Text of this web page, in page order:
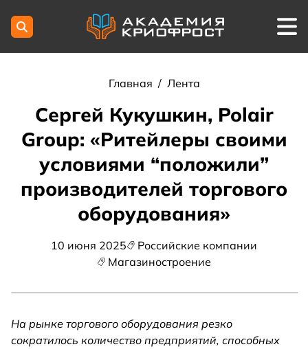
Главная / Лента
Сергей Кукушкин, Polair
Group: «Ритейлеры своими
условиями “положили”
производителей торгового
оборудования»
10 июня 2025
Российские компании
Магазиностроение
На рынке торгового оборудования резко
сократилось количество предприятий, способных